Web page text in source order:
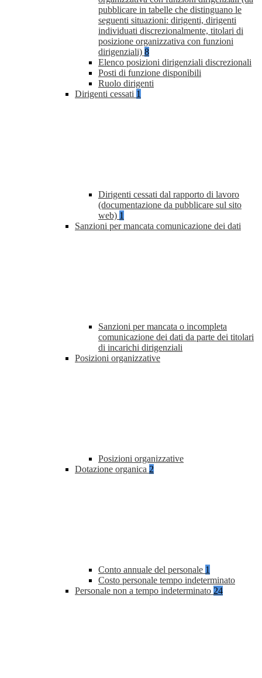
pubblicare in tabelle che distinguano le
seguenti situazioni: dirigenti, dirigenti
individuati discrezionalmente, titolari di
posizione organizzativa con funzioni
dirigenziali) 8
Elenco posizioni dirigenziali discrezionali
Posti di funzione disponibili
Ruolo dirigenti
Dirigenti cessati 1
Dirigenti cessati dal rapporto di lavoro
(documentazione da pubblicare sul sito
web) 1
Sanzioni per mancata comunicazione dei dati
Sanzioni per mancata o incompleta
comunicazione dei dati da parte dei titolari
di incarichi dirigenziali
Posizioni organizzative
Posizioni organizzative
Dotazione organica 2
Conto annuale del personale 1
Costo personale tempo indeterminato
Personale non a tempo indeterminato 24